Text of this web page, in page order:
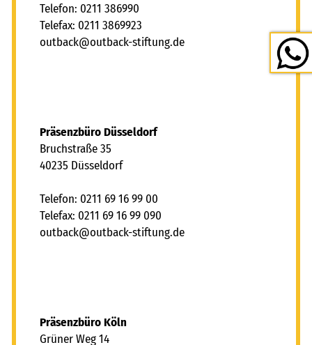
Telefon: 0211 386990
Telefax: 0211 3869923
tb ck tb ck-stft ngd
Präsenzbüro Düsseldorf
Bruchstraße 35
40235 Düsseldorf
Telefon: 0211 69 16 99 00
Telefax: 0211 69 16 99 090
tb ck tb ck-stft ngd
Präsenzbüro Köln
Grüner Weg 14